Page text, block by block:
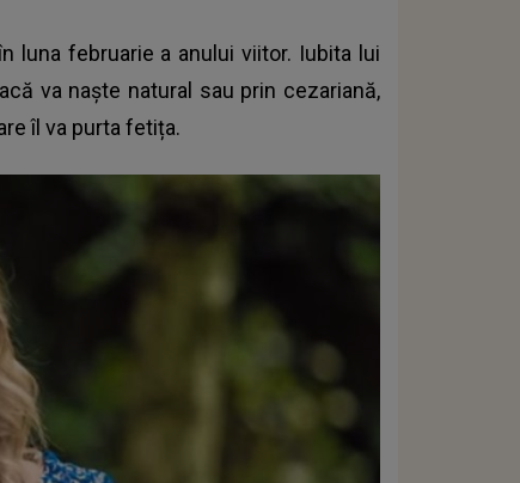
luna februarie a anului viitor. Iubita lui
va naște natural sau prin cezariană,
îl va purta fetița.